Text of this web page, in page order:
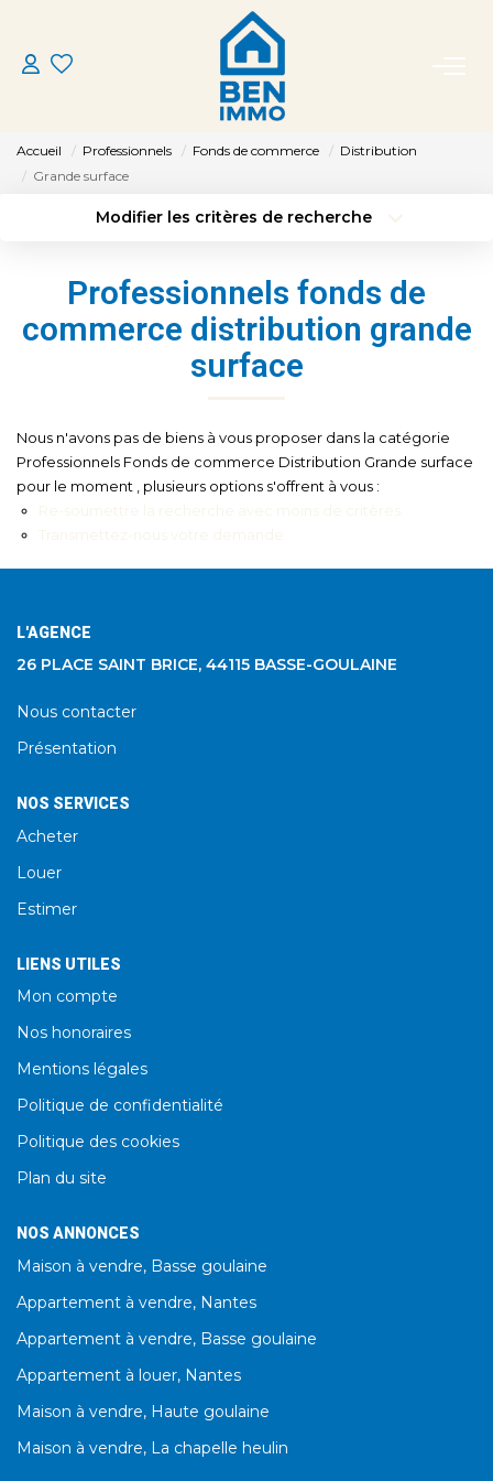
ACHETER
MON AGENCE
CONTACT
Accueil Professionnels Fonds de commerce
Distribution
Grande surface
Modifier les critères de recherche
Sélectionnez...
Type de bien
Surface min
Professionnels fonds de
commerce distribution grande
surface
Nous n'avons pas de biens à vous proposer dans la catégorie
Professionnels Fonds de commerce Distribution Grande surface
pour le moment , plusieurs options s'offrent à vous :
L'AGENCE
26 PLACE SAINT BRICE, 44115 BASSE-GOULAINE
Nous contacter
Présentation
NOS SERVICES
Acheter
Louer
Estimer
LIENS UTILES
Mon compte
Nos honoraires
Mentions légales
Politique de confidentialité
Politique des cookies
Plan du site
NOS ANNONCES
Maison à vendre, Basse goulaine
Appartement à vendre, Nantes
Appartement à vendre, Basse goulaine
Appartement à louer, Nantes
Maison à vendre, Haute goulaine
Maison à vendre, La chapelle heulin